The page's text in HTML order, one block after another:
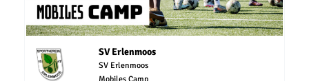
SV Erlenmoos
SV Erlenmoos